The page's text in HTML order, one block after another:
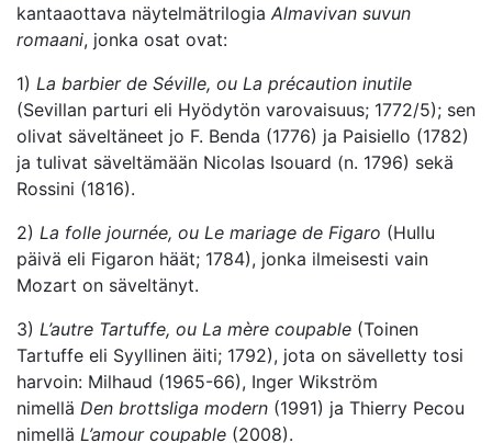
kantaaottava näytelmätrilogia Almavivan suvun
romaani, jonka osat ovat:
1) La barbier de Séville, ou La précaution inutile
(Sevillan parturi eli Hyödytön varovaisuus; 1772/5); sen
olivat säveltäneet jo F. Benda (1776) ja Paisiello (1782)
ja tulivat säveltämään Nicolas Isouard (n. 1796) sekä
Rossini (1816).
2) La folle journée, ou Le mariage de Figaro (Hullu
päivä eli Figaron häät; 1784), jonka ilmeisesti vain
Mozart on säveltänyt.
3) L’autre Tartuffe, ou La mère coupable (Toinen
Tartuffe eli Syyllinen äiti; 1792), jota on sävelletty tosi
harvoin: Milhaud (1965-66), Inger Wikström
nimellä Den brottsliga modern (1991) ja Thierry Pecou
nimellä L’amour coupable (2008).